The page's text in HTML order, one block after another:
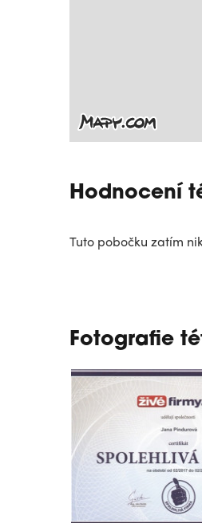
Hodnocení
Tuto pobočku zatím
Fotografie